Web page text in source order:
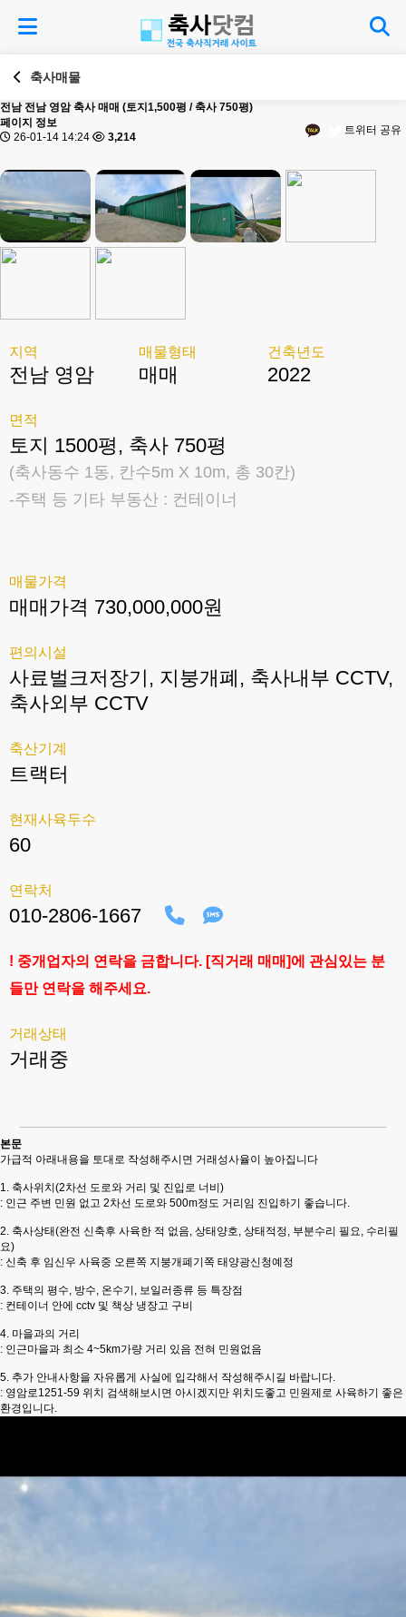
축사매물
전남 전남 영암 축사 매매 (토지1,500평 / 축사 750평)
페이지 정보
26-01-14 14:24
3,214
트위터 공유
지역
전남 영암
매물형태
매매
건축년도
2022
면적
토지 1500평, 축사 750평
(축사동수 1동, 칸수5m X 10m, 총 30칸)
-주택 등 기타 부동산 : 컨테이너
매물가격
매매가격 730,000,000원
편의시설
사료벌크저장기, 지붕개폐, 축사내부 CCTV,
축사외부 CCTV
축산기계
트랙터
현재사육두수
60
연락처
010-2806-1667
! 중개업자의 연락을 금합니다. [직거래 매매]에 관심있는 분
들만 연락을 해주세요.
거래상태
거래중
본문
가급적 아래내용을 토대로 작성해주시면 거래성사율이 높아집니다
1. 축사위치(2차선 도로와 거리 및 진입로 너비)
: 인근 주변 민원 없고 2차선 도로와 500m정도 거리임 진입하기 좋습니다.
2. 축사상태(완전 신축후 사육한 적 없음, 상태양호, 상태적정, 부분수리 필요, 수리필
요)
: 신축 후 임신우 사육중 오른쪽 지붕개폐기쪽 태양광신청예정
3. 주택의 평수, 방수, 온수기, 보일러종류 등 특장점
: 컨테이너 안에 cctv 및 책상 냉장고 구비
4. 마을과의 거리
: 인근마을과 최소 4~5km가량 거리 있음 전혀 민원없음
5. 추가 안내사항을 자유롭게 사실에 입각해서 작성해주시길 바랍니다.
: 영암로1251-59 위치 검색해보시면 아시겠지만 위치도좋고 민원제로 사육하기 좋은
환경입니다.